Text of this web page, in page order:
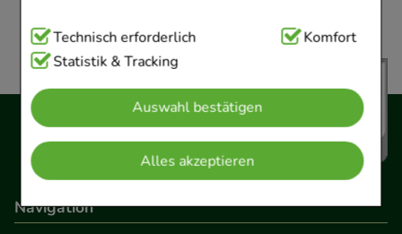
Technisch Notwendig:Hierbei handelt es sich um
Cookies, die für die Grundfunktionen unserer
Website notwendig sind (z.B. Navigation,
Warenkorb, Kundenkonto), weshalb auf diese nicht
verzichtet werden kann.
Komfort:Diese Cookies werden genutzt um das
Einkaufserlebnis noch ansprechender zu gestalten,
Technisch erforderlich
Komfort
Statistik & Tracking
Auswahl bestätigen
Alles akzeptieren
Navigation